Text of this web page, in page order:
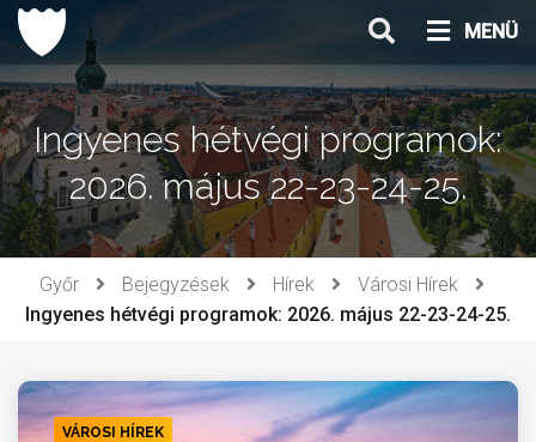
Ugrás
tartalomhoz
MENÜ
Ingyenes hétvégi programok:
2026. május 22-23-24-25.
Győr Bejegyzések Hírek
Városi Hírek
Ingyenes hétvégi programok: 2026. május 22-23-24-25.
VÁROSI HÍREK